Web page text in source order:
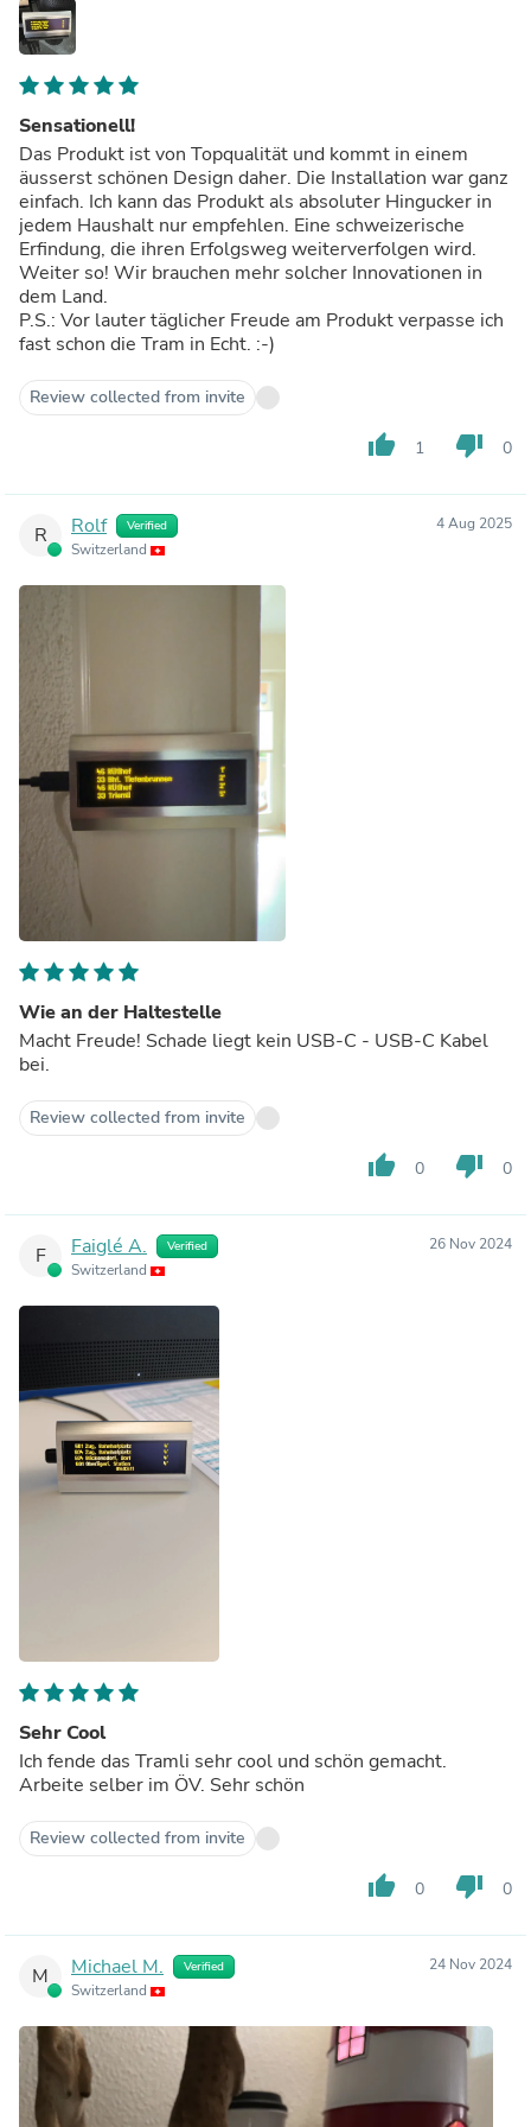
Sensationell!
Das Produkt ist von Topqualität und kommt in einem
äusserst schönen Design daher. Die Installation war ganz
einfach. Ich kann das Produkt als absoluter Hingucker in
jedem Haushalt nur empfehlen. Eine schweizerische
Erfindung, die ihren Erfolgsweg weiterverfolgen wird.
Weiter so! Wir brauchen mehr solcher Innovationen in
dem Land.
P.S.: Vor lauter täglicher Freude am Produkt verpasse ich
fast schon die Tram in Echt. :-)
Review collected from invite
thumb_up 1 thumb_down 0
R Rolf Verified
Switzerland
4 Aug 2025
Wie an der Haltestelle
Macht Freude! Schade liegt kein USB-C - USB-C Kabel
bei.
Review collected from invite
thumb_up 0 thumb_down 0
F Faiglé A. Verified
Switzerland
26 Nov 2024
Sehr Cool
Ich fende das Tramli sehr cool und schön gemacht.
Arbeite selber im ÖV. Sehr schön
Review collected from invite
thumb_up 0 thumb_down 0
M Michael M. Verified
Switzerland
24 Nov 2024